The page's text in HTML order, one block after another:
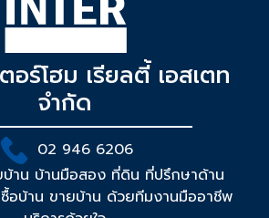
อร์โฮม เรียลตี้ เอสเตท
จำกัด
02 946 6206
าน บ้านมือสอง ที่ดิน ที่ปรึกษาด้าน
อบ้าน ขายบ้าน ด้วยทีมงานมืออาชีพ